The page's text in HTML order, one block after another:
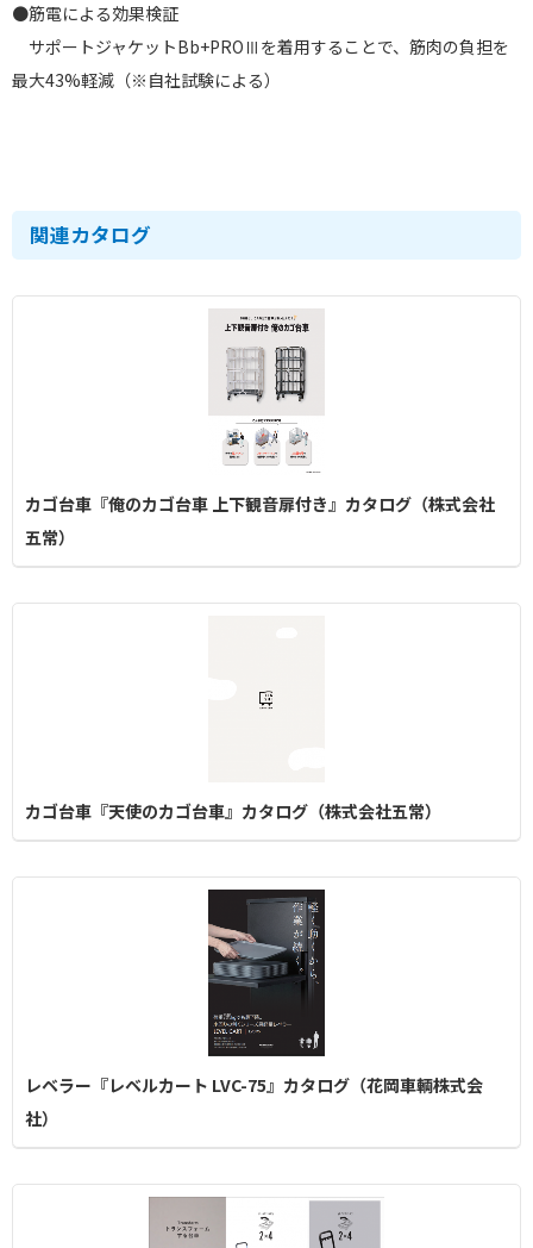
●筋電による効果検証
サポートジャケットBb+PROⅢを着用することで、筋肉の負担を
最大43%軽減（※自社試験による）
関連カタログ
カゴ台車『俺のカゴ台車 上下観音扉付き』カタログ（株式会社
五常）
カゴ台車『天使のカゴ台車』カタログ（株式会社五常）
レベラー『レベルカート LVC-75』カタログ（花岡車輌株式会
社）